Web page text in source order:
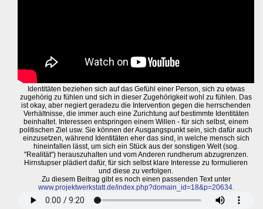
Identitäten beziehen sich auf das Gefühl einer Person, sich zu etwas
zugehörig zu fühlen und sich in dieser Zugehörigkeit wohl zu fühlen. Das
ist okay, aber negiert geradezu die Intervention gegen die herrschenden
Verhältnisse, die immer auch eine Zurichtung auf bestimmte Identitäten
beinhaltet. Interessen entspringen einem Willen - für sich selbst, einem
politischen Ziel usw. Sie können der Ausgangspunkt sein, sich dafür auch
einzusetzen, während Identitäten eher das sind, in welche mensch sich
hineinfallen lässt, um sich ein Stück aus der sonstigen Welt (sog.
"Realität") herauszuhalten und vom Anderen rundherum abzugrenzen.
Hirnstupser plädiert dafür, für sich selbst klare Interesse zu formulieren
und diese zu verfolgen.
Zu diesem Beitrag gibt es noch einen passenden Text unter
www.projektwerkstatt.de/index.php?domain_id=18&p=20634.